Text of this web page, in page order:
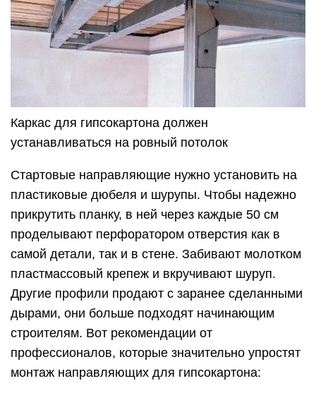
Каркас для гипсокартона должен
устанавливаться на ровный потолок
Стартовые направляющие нужно установить на
пластиковые дюбеля и шурупы. Чтобы надежно
прикрутить планку, в ней через каждые 50 см
проделывают перфоратором отверстия как в
самой детали, так и в стене. Забивают молотком
пластмассовый крепеж и вкручивают шуруп.
Другие профили продают с заранее сделанными
дырами, они больше подходят начинающим
строителям. Вот рекомендации от
профессионалов, которые значительно упростят
монтаж направляющих для гипсокартона: